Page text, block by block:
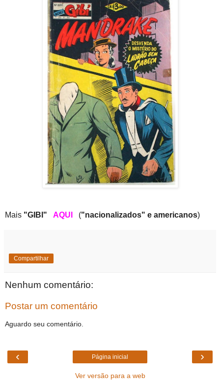
Mais "GIBI" AQUI ("nacionalizados" e americanos)
Compartilhar
Nenhum comentário:
Postar um comentário
Aguardo seu comentário.
‹ ›
Página inicial
Ver versão para a web